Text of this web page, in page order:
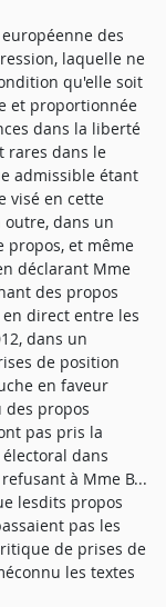
des
laquelle ne
qu'elle soit
et proportionnée
dans la liberté
rares dans le
admissible étant
visé en cette
dans un
propos, et même
déclarant Mme
des propos
direct entre les
dans un
de position
en faveur
propos
pas pris la
dans
à Mme B...
lesdits propos
pas les
de prises de
les textes